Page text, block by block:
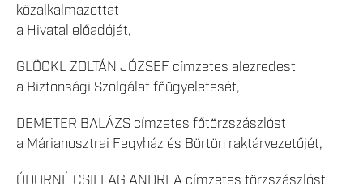
közalkalmazottat
a Hivatal előadóját,
GLÖCKL ZOLTÁN JÓZSEF címzetes alezredest
a Biztonsági Szolgálat főügyeletesét,
DEMETER BALÁZS címzetes főtörzszászlóst
a Márianosztrai Fegyház és Börtön raktárvezetőjét,
ÓDORNÉ CSILLAG ANDREA címzetes törzszászlóst